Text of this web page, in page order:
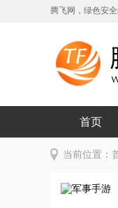
腾飞网，绿色安
首页
当前位置：